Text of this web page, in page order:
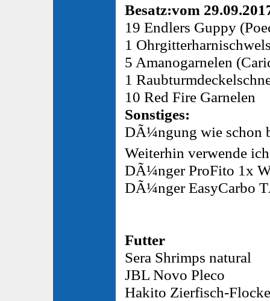
Besatz:vom
19 Endlers Guppy
1
5 Amanogarnelen
1
10 Red Fire Garnelen
Sonstiges:
DÃ¼ngung wie schon
Weiterhin verwende
DÃ¼nger ProFito 1x
DÃ¼nger EasyCarbo
Futter
Sera Shrimps natural
JBL Novo Pleco
Hakito Zierfisch-